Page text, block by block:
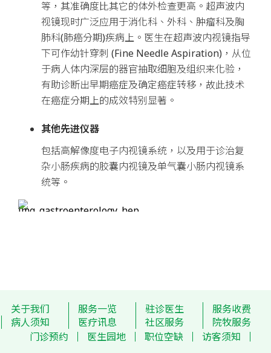
等，其准确度比其它的体外检查更高。超声波内
视镜现时广泛应用于消化科、外科、肿瘤科及胸
肺科(肺癌分期)疾病上。医生在超声波内视镜指导
下可作幼针穿刺 (Fine Needle Aspiration)，从位
于病人体内深层的器官抽取细胞及组织来化验，
有助诊断出早期癌症及确定癌症转移，故此技术
在癌症分期上的成效特别显著。
其他先进仪器
包括高解像度电子内视镜系统，以及用于诊治复
杂小肠疾病的胶囊内视镜及单气囊小肠内视镜系
统等。
关于我们 服务一览 驻诊医生
服务收费
病人须知
医疗讯息 社区服务
院牧服务
门诊预约
医生园地 职位空缺
访客须知